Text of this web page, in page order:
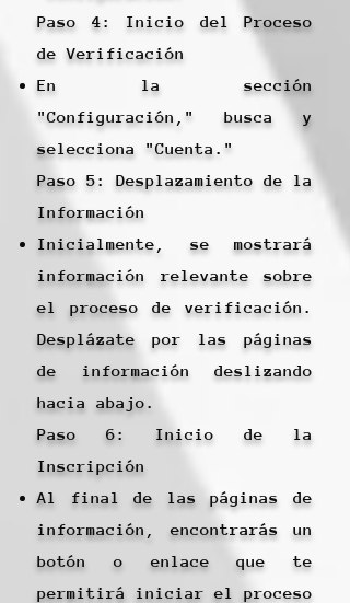
Paso 4: Inicio del Proceso
de Verificación
En la sección
"Configuración," busca y
selecciona "Cuenta."
Paso 5: Desplazamiento de la
Información
Inicialmente, se mostrará
información relevante sobre
el proceso de verificación.
Desplázate por las páginas
de información deslizando
hacia abajo.
Paso 6: Inicio de la
Inscripción
Al final de las páginas de
información, encontrarás un
botón o enlace que te
permitirá iniciar el proceso